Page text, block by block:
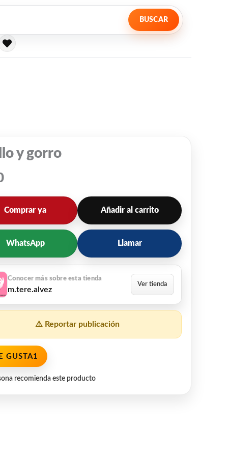
BUSCAR
y gorro
Comprar ya Añadir al carrito
WhatsApp Llamar
m.tere.alvez
⚠️ Reportar publicación
GUSTA1
recomienda este producto